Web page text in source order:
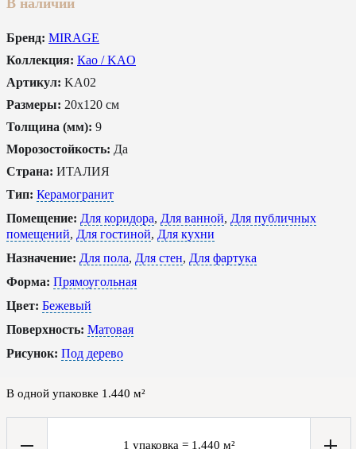
В наличии
Бренд: MIRAGE
Коллекция: Као / KAO
Артикул: KA02
Размеры: 20x120 см
Толщина (мм): 9
Морозостойкость: Да
Страна: ИТАЛИЯ
Тип: Керамогранит
Помещение: Для коридора, Для ванной, Для публичных
помещений, Для гостиной, Для кухни
Назначение: Для пола, Для стен, Для фартука
Форма: Прямоугольная
Цвет: Бежевый
Поверхность: Матовая
Рисунок: Под дерево
В одной упаковке 1.440 м²
1 упаковка = 1.440 м²